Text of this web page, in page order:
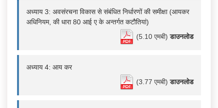
अध्याय 3: अवसंरचना विकास से संबंधित निर्धारणों की समीक्षा (आयकर
अधिनियम, की धारा 80 आई ए के अन्तर्गत कटौतियां)
(5.10 एमबी)डाउनलोड
अध्याय 4: आय कर
(3.77 एमबी)डाउनलोड